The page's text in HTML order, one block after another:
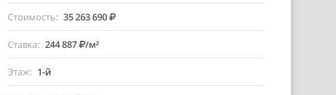
Стоимость 35 263 690
Ставка 244 887 /м²
Этаж 1-й